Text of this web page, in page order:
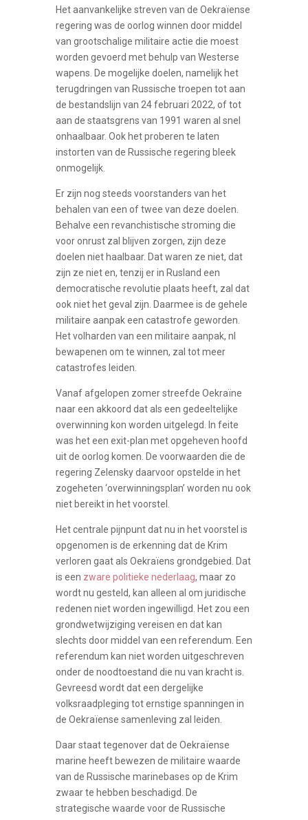
Het aanvankelijke streven van de Oekraïense
regering was de oorlog winnen door middel
van grootschalige militaire actie die moest
worden gevoerd met behulp van Westerse
wapens. De mogelijke doelen, namelijk het
terugdringen van Russische troepen tot aan
de bestandslijn van 24 februari 2022, of tot
aan de staatsgrens van 1991 waren al snel
onhaalbaar. Ook het proberen te laten
instorten van de Russische regering bleek
onmogelijk.
Er zijn nog steeds voorstanders van het
behalen van een of twee van deze doelen.
Behalve een revanchistische stroming die
voor onrust zal blijven zorgen, zijn deze
doelen niet haalbaar. Dat waren ze niet, dat
zijn ze niet en, tenzij er in Rusland een
democratische revolutie plaats heeft, zal dat
ook niet het geval zijn. Daarmee is de gehele
militaire aanpak een catastrofe geworden.
Het volharden van een militaire aanpak, nl
bewapenen om te winnen, zal tot meer
catastrofes leiden.
Vanaf afgelopen zomer streefde Oekraïne
naar een akkoord dat als een gedeeltelijke
overwinning kon worden uitgelegd. In feite
was het een exit-plan met opgeheven hoofd
uit de oorlog komen. De voorwaarden die de
regering Zelensky daarvoor opstelde in het
zogeheten ‘overwinningsplan’ worden nu ook
niet bereikt in het voorstel.
Het centrale pijnpunt dat nu in het voorstel is
opgenomen is de erkenning dat de Krim
verloren gaat als Oekraïens grondgebied. Dat
is een zware politieke nederlaag, maar zo
wordt nu gesteld, kan alleen al om juridische
redenen niet worden ingewilligd. Het zou een
grondwetwijziging vereisen en dat kan
slechts door middel van een referendum. Een
referendum kan niet worden uitgeschreven
onder de noodtoestand die nu van kracht is.
Gevreesd wordt dat een dergelijke
volksraadpleging tot ernstige spanningen in
de Oekraïense samenleving zal leiden.
Daar staat tegenover dat de Oekraïense
marine heeft bewezen de militaire waarde
van de Russische marinebases op de Krim
zwaar te hebben beschadigd. De
strategische waarde voor de Russische